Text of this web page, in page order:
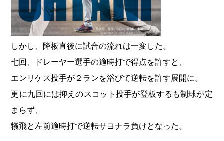
しかし、降板直後に試合の流れは一変した。
七回、ドレーヤー選手の適時打で得点を許すと、
エンリケス投手が２ランを浴びて逆転を許す展開に。
更に九回には抑えのスコット投手が登板するも制球が定
まらず、
犠飛と左前適時打で逆転サヨナラ負けとなった。